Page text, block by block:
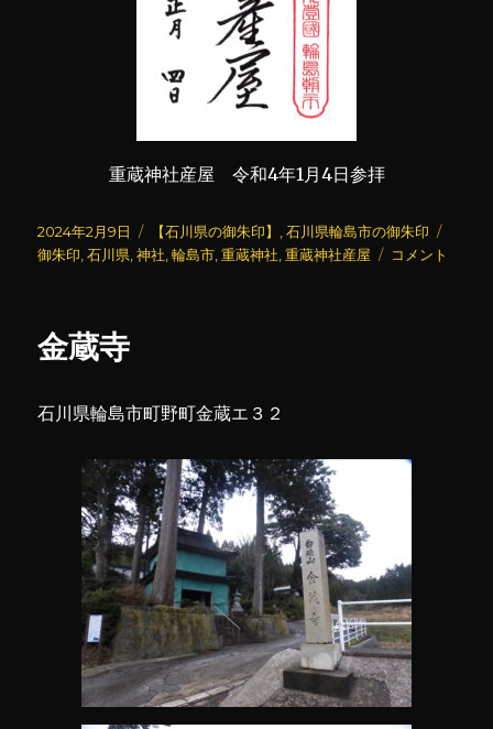
重蔵神社産屋 令和4年1月4日参拝
投
稿
2024年2月9日
カ
テ
【石川県の御朱印】 ,石川県輪島市の御朱印
御朱印 ,石川県 ,神社 ,輪島市 ,重蔵神社 ,重蔵神社産屋
重
コメント
金蔵寺
石川県輪島市町野町金蔵エ３２